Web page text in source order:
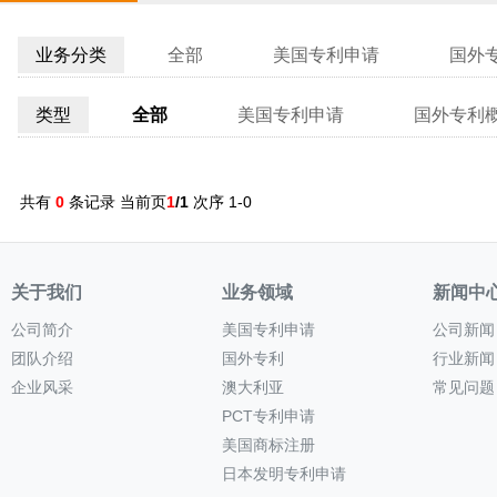
业务分类 全部 美国专利申请 国外
类型 全部 美国专利申请 国外专利
共有 0 条记录 当前页1/1 次序 1-0
关于我们
公司简介
团队介绍
企业风采
业务领域
美国专利申请
国外专利
澳大利亚
PCT专利申请
美国商标注册
日本发明专利申请
新闻中
公司新闻
行业新闻
常见问题